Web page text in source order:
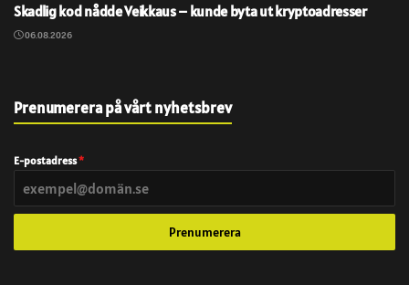
Skadlig kod nådde Veikkaus – kunde byta ut kryptoadresser
06.08.2026
Prenumerera på vårt nyhetsbrev
E-postadress*
Prenumerera